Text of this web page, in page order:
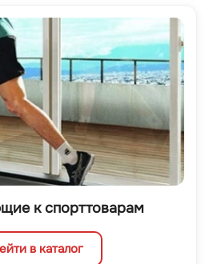
к спорттоварам
в каталог